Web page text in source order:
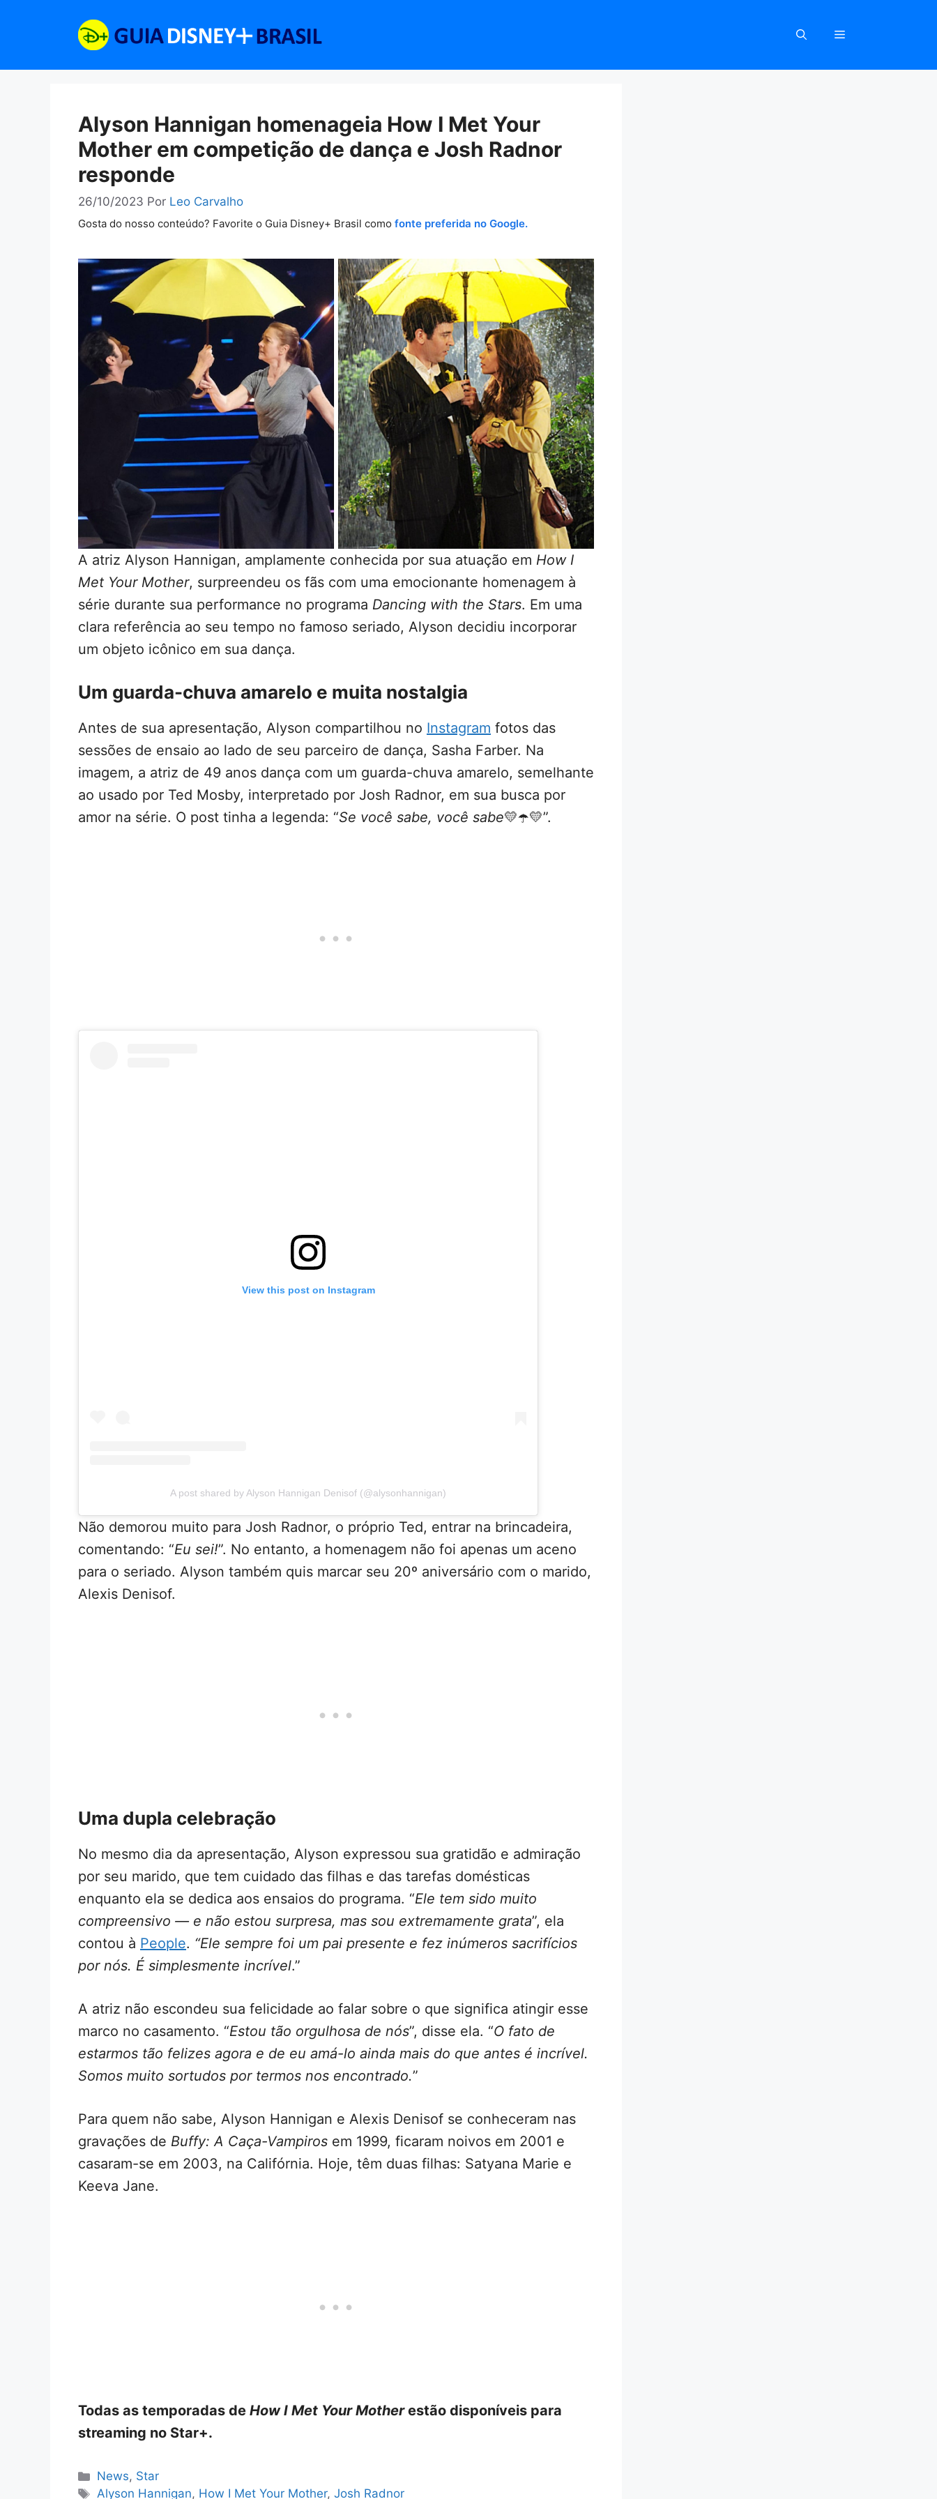
Alyson Hannigan homenageia How I Met Your
Mother em competição de dança e Josh Radnor
responde
26/10/2023 Por Leo Carvalho
Gosta do nosso conteúdo? Favorite o Guia Disney+ Brasil como fonte preferida no Google.
A atriz Alyson Hannigan, amplamente conhecida por sua atuação em How I
Met Your Mother, surpreendeu os fãs com uma emocionante homenagem à
série durante sua performance no programa Dancing with the Stars. Em uma
clara referência ao seu tempo no famoso seriado, Alyson decidiu incorporar
um objeto icônico em sua dança.
Um guarda-chuva amarelo e muita nostalgia
Antes de sua apresentação, Alyson compartilhou no Instagram fotos das
sessões de ensaio ao lado de seu parceiro de dança, Sasha Farber. Na
imagem, a atriz de 49 anos dança com um guarda-chuva amarelo, semelhante
ao usado por Ted Mosby, interpretado por Josh Radnor, em sua busca por
amor na série. O post tinha a legenda: “Se você sabe, você sabe💛☂️💛”.
View this post on Instagram
A post shared by Alyson Hannigan Denisof (@alysonhannigan)
Não demorou muito para Josh Radnor, o próprio Ted, entrar na brincadeira,
comentando: “Eu sei!”. No entanto, a homenagem não foi apenas um aceno
para o seriado. Alyson também quis marcar seu 20º aniversário com o marido,
Alexis Denisof.
Uma dupla celebração
No mesmo dia da apresentação, Alyson expressou sua gratidão e admiração
por seu marido, que tem cuidado das filhas e das tarefas domésticas
enquanto ela se dedica aos ensaios do programa. “Ele tem sido muito
compreensivo — e não estou surpresa, mas sou extremamente grata”, ela
contou à People. “Ele sempre foi um pai presente e fez inúmeros sacrifícios
por nós. É simplesmente incrível.”
A atriz não escondeu sua felicidade ao falar sobre o que significa atingir esse
marco no casamento. “Estou tão orgulhosa de nós”, disse ela. “O fato de
estarmos tão felizes agora e de eu amá-lo ainda mais do que antes é incrível.
Somos muito sortudos por termos nos encontrado.”
Para quem não sabe, Alyson Hannigan e Alexis Denisof se conheceram nas
gravações de Buffy: A Caça-Vampiros em 1999, ficaram noivos em 2001 e
casaram-se em 2003, na Califórnia. Hoje, têm duas filhas: Satyana Marie e
Keeva Jane.
Todas as temporadas de How I Met Your Motherestão disponíveis para
streaming no Star+.
Categorias
News, Star
Tags
Alyson Hannigan, How I Met Your Mother,Josh Radnor